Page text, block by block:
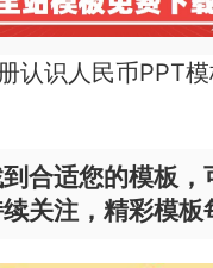
认识人民币PPT模
合适您的模板，
续关注，精彩模板